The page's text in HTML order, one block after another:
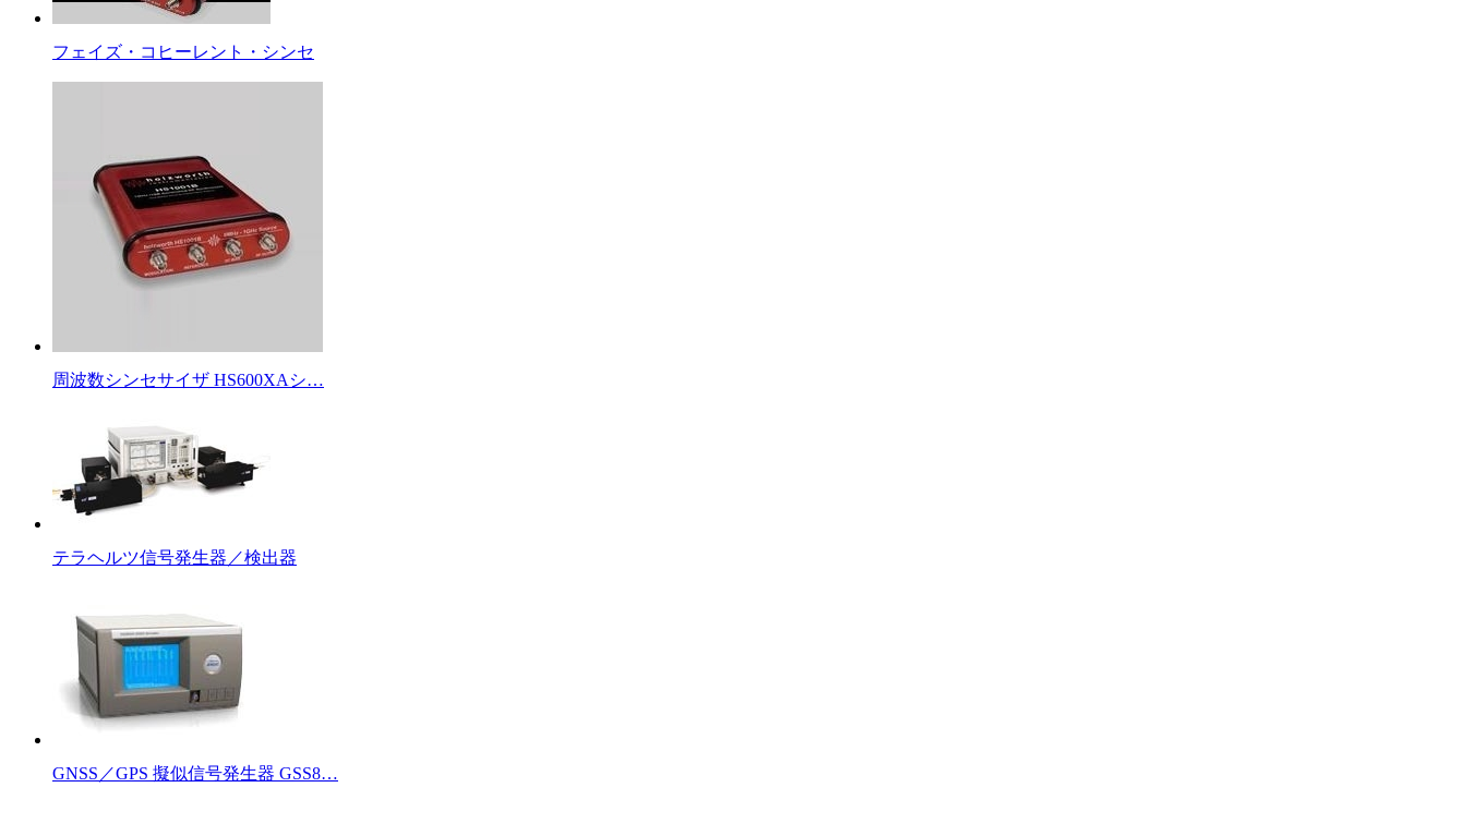
フェイズ・コヒーレント・シンセ
周波数シンセサイザ HS600XAシ…
テラヘルツ信号発生器／検出器
GNSS／GPS 擬似信号発生器 GSS8…